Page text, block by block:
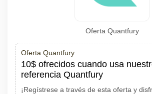
Oferta Quantfury
Oferta Quantfury
10$ ofrecidos cuando usa
referencia Quantfury
¡Regístrese a través de esta oferta y